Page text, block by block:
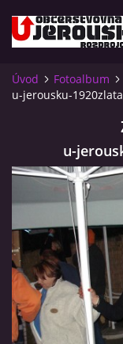
ÚVOD
KDE NÁS NAJDETE?
VIDLÁCKÝ VÍCEBOJ
OTEVÍRACÍ DOBA
VIDLÁCKÝ VÍCEBOJ
DRBNY 4/2020
Úvod Fotoalbum
u-jerousku-
u-